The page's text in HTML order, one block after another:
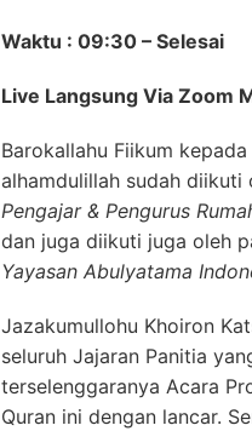
Waktu : 09:30 – Selesai
Live Langsung Via Zoom
Barokallahu Fiikum
alhamdulillah sudah diikuti
Pengajar & Pengurus
dan juga diikuti juga oleh
Yayasan Abulyatama
Jazakumullohu Khoiron
seluruh Jajaran Panitia
terselenggaranya Acara
Quran ini dengan lancar.